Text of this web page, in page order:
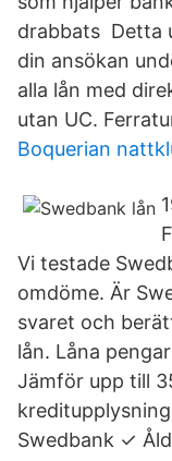
drabbats Detta
din ansökan
alla lån med
utan UC.
Boquerian
Vi testade
omdöme. Är
svaret och
lån. Låna
Jämför upp till
Swedbank ✓